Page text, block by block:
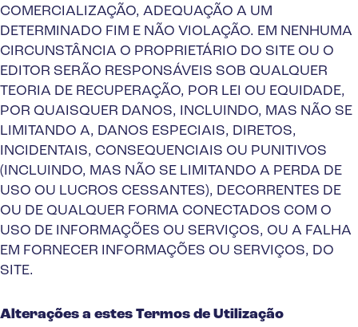
COMERCIALIZAÇÃO, ADEQUAÇÃO A UM
DETERMINADO FIM E NÃO VIOLAÇÃO. EM NENHUMA
CIRCUNSTÂNCIA O PROPRIETÁRIO DO SITE OU O
EDITOR SERÃO RESPONSÁVEIS SOB QUALQUER
TEORIA DE RECUPERAÇÃO, POR LEI OU EQUIDADE,
POR QUAISQUER DANOS, INCLUINDO, MAS NÃO SE
LIMITANDO A, DANOS ESPECIAIS, DIRETOS,
INCIDENTAIS, CONSEQUENCIAIS OU PUNITIVOS
(INCLUINDO, MAS NÃO SE LIMITANDO A PERDA DE
USO OU LUCROS CESSANTES), DECORRENTES DE
OU DE QUALQUER FORMA CONECTADOS COM O
USO DE INFORMAÇÕES OU SERVIÇOS, OU A FALHA
EM FORNECER INFORMAÇÕES OU SERVIÇOS, DO
SITE.
Alterações a estes Termos de Utilização